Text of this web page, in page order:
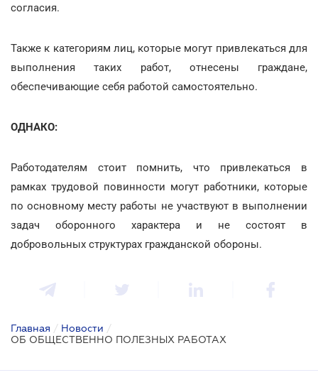
согласия.
Также к категориям лиц, которые могут привлекаться для
выполнения таких работ, отнесены граждане,
обеспечивающие себя работой самостоятельно.
ОДНАКО:
Работодателям стоит помнить, что привлекаться в
рамках трудовой повинности могут работники, которые
по основному месту работы не участвуют в выполнении
задач оборонного характера и не состоят в
добровольных структурах гражданской обороны.
Главная / Новости /
ОБ ОБЩЕСТВЕННО ПОЛЕЗНЫХ РАБОТАХ